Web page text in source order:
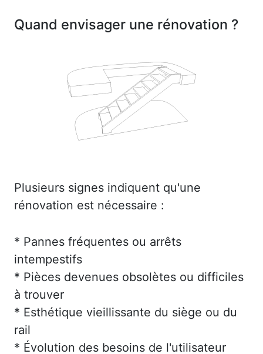
Quand envisager une rénovation ?
Plusieurs signes indiquent qu'une
rénovation est nécessaire :
* Pannes fréquentes ou arrêts
intempestifs
* Pièces devenues obsolètes ou difficiles
à trouver
* Esthétique vieillissante du siège ou du
rail
* Évolution des besoins de l'utilisateur